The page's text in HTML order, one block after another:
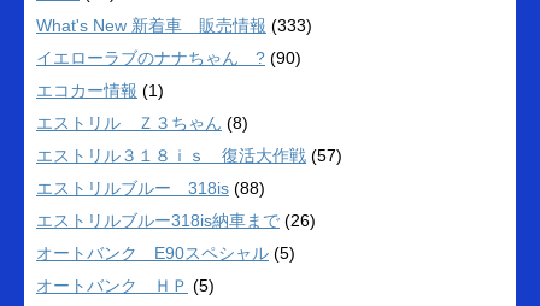
What's New 新着車 販売情報 (333)
イエローラブのナナちゃん ? (90)
エコカー情報 (1)
エストリル Ｚ３ちゃん (8)
エストリル３１８ｉｓ 復活大作戦 (57)
エストリルブルー 318is (88)
エストリルブルー318is納車まで (26)
オートバンク E90スペシャル (5)
オートバンク ＨＰ (5)